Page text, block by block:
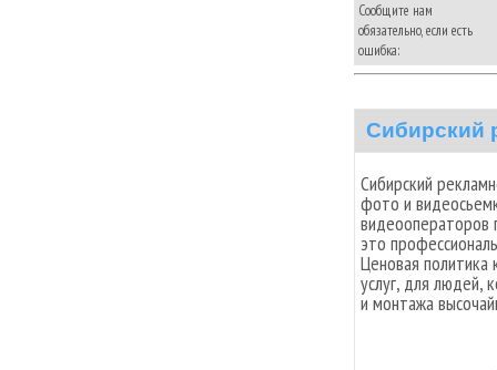
Сообщите нам
обязательно, если есть
ошибка:
Сибирский
Сибирский
фото и
видеооператоров
это
Ценовая
услуг, для людей,
и монтажа